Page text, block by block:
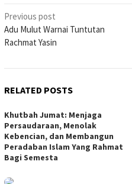
Post
navigation
Previous post
Adu Mulut Warnai Tuntutan
Rachmat Yasin
RELATED POSTS
Khutbah Jumat: Menjaga
Persaudaraan, Menolak
Kebencian, dan Membangun
Peradaban Islam Yang Rahmat
Bagi Semesta